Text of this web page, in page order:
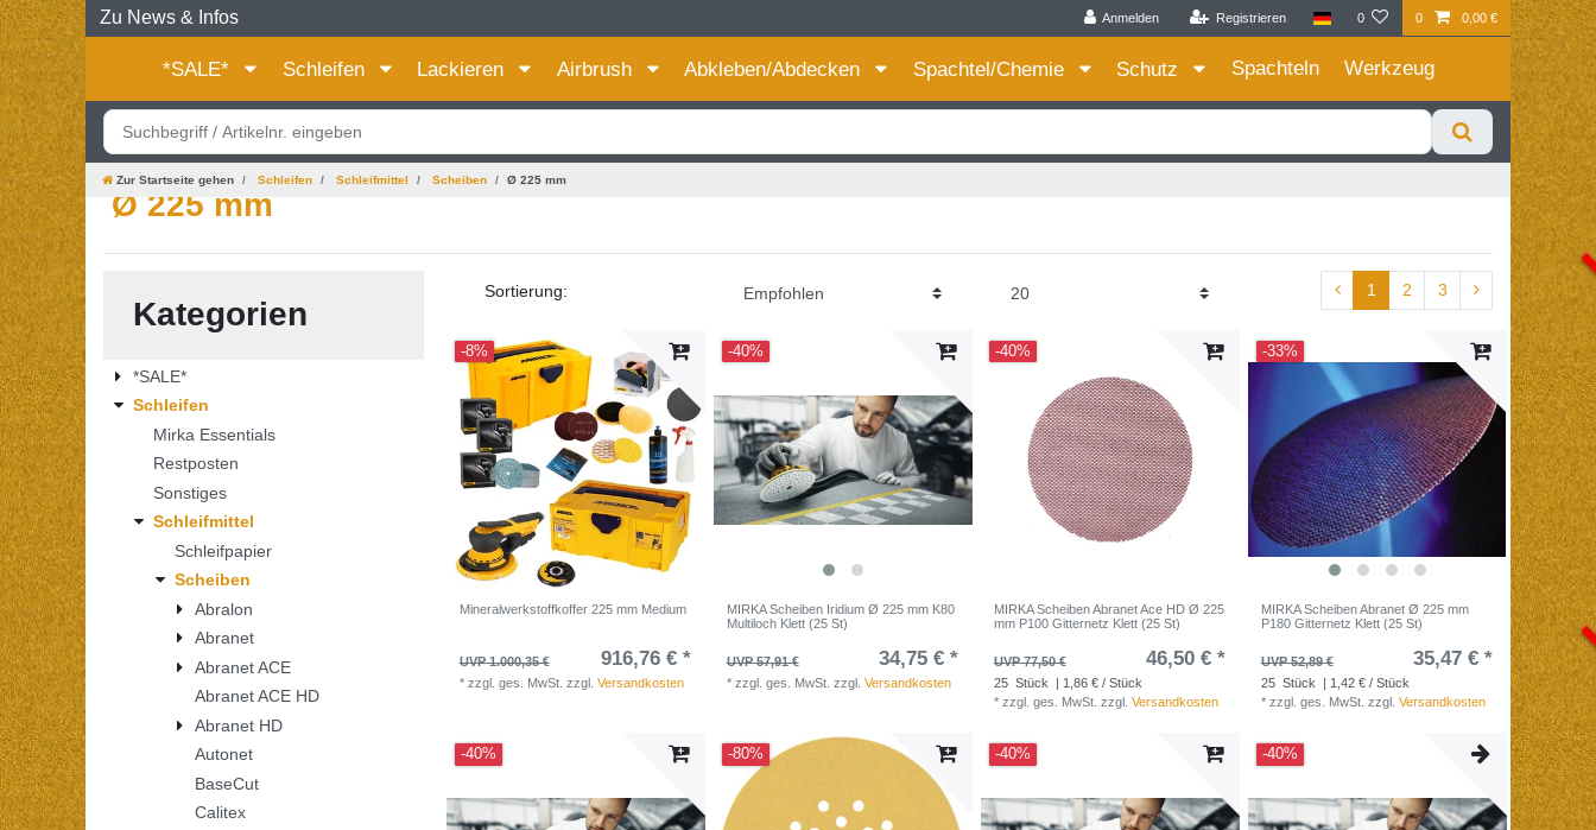
Zu News & Infos Anmelden Registrieren 0 0 0,00 €
Für bessere Preise HIER registrieren! Zum Privatkunden Shop bitte hier klicken
*SALE* Schleifen Lackieren Airbrush Abkleben/Abdecken Spachtel/Chemie Schutz Spachteln Werkzeug
Zur Startseite gehen Schleifen Schleifmittel Scheiben Ø 225 mm
Ø 225 mm
Kategorien
*SALE*
Schleifen
Mirka Essentials
Restposten
Sonstiges
Schleifmittel
Schleifpapier
Scheiben
Abralon
Abranet
Abranet ACE
Abranet ACE HD
Abranet HD
Autonet
BaseCut
Calitex
Sortierung: 1 2 3
-8%
Mineralwerkstoffkoffer 225 mm Medium
UVP 1.000,35 € 916,76 € *
* zzgl. ges. MwSt. zzgl. Versandkosten
-40%
MIRKA Scheiben Iridium Ø 225 mm K80
Multiloch Klett (25 St)
UVP 57,91 € 34,75 € *
* zzgl. ges. MwSt. zzgl. Versandkosten
-40%
MIRKA Scheiben Abranet Ace HD Ø 225
mm P100 Gitternetz Klett (25 St)
UVP 77,50 € 46,50 € *
25 Stück
| 1,86 € / Stück
* zzgl. ges. MwSt. zzgl. Versandkosten
-33%
MIRKA Scheiben Abranet Ø 225 mm
P180 Gitternetz Klett (25 St)
UVP 52,89 € 35,47 € *
25 Stück
| 1,42 € / Stück
* zzgl. ges. MwSt. zzgl. Versandkosten
-40% -80% -40% -40%